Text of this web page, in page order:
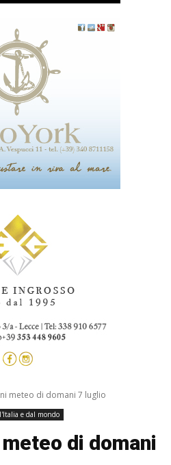
meteo di domani 7 luglio
e dal mondo
di domani